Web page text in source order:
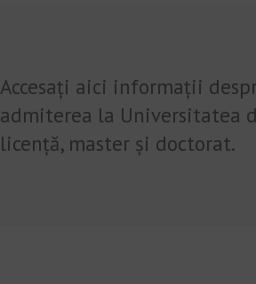
Accesați aici informații
admiterea la Universitatea
licență, master și doctorat.